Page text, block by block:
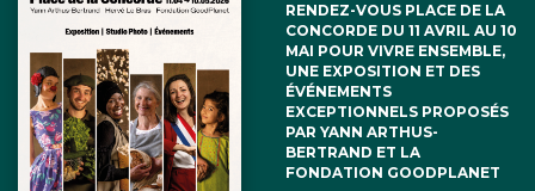
RENDEZ-VOUS PLACE DE LA
CONCORDE DU 11 AVRIL AU 10
MAI POUR VIVRE ENSEMBLE,
UNE EXPOSITION ET DES
ÉVÉNEMENTS
EXCEPTIONNELS PROPOSÉS
PAR YANN ARTHUS-
BERTRAND ET LA
FONDATION GOODPLANET